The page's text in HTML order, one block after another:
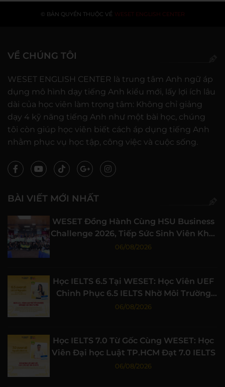
© BẢN QUYỀN THUỘC VỀ WESET ENGLISH CENTER
VỀ CHÚNG TÔI
WESET ENGLISH CENTER là trung tâm Anh ngữ áp
dụng mô hình dạy tiếng Anh kiểu mới, lấy lợi ích lâu
dài của học viên làm trọng tâm: Không chỉ giảng
dạy 4 kỹ năng tiếng Anh như một bài học, chúng
tôi còn giúp học viên biết cách áp dụng tiếng Anh
nhằm phục vụ học tập, công việc và cuộc sống.
BÀI VIẾT MỚI NHẤT
WESET Đồng Hành Cùng HSU Business
Challenge 2026, Tiếp Sức Sinh Viên Khởi
Nghiệp
06/08/2026
Học IELTS 6.5 Tại WESET: Học Viên UEF
Chinh Phục 6.5 IELTS Nhờ Môi Trường
Học Tập Chất Lượng
06/08/2026
Học IELTS 7.0 Từ Gốc Cùng WESET: Học
Viên Đại học Luật TP.HCM Đạt 7.0 IELTS
06/08/2026